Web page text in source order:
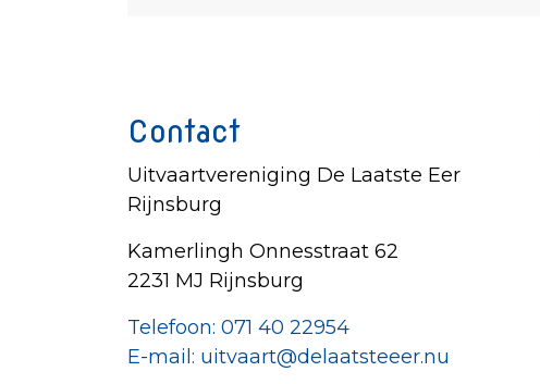
Contact
Uitvaartvereniging De Laatste Eer
Rijnsburg
Kamerlingh Onnesstraat 62
2231 MJ Rijnsburg
Telefoon: 071 40 22954
E-mail: uitvaart@delaatsteeer.nu